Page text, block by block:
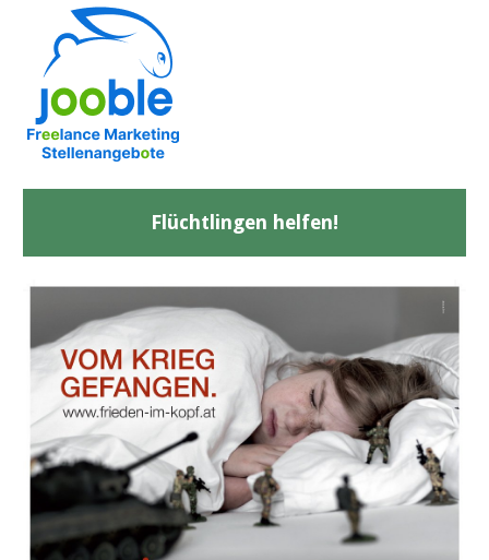
Flüchtlingen helfen!